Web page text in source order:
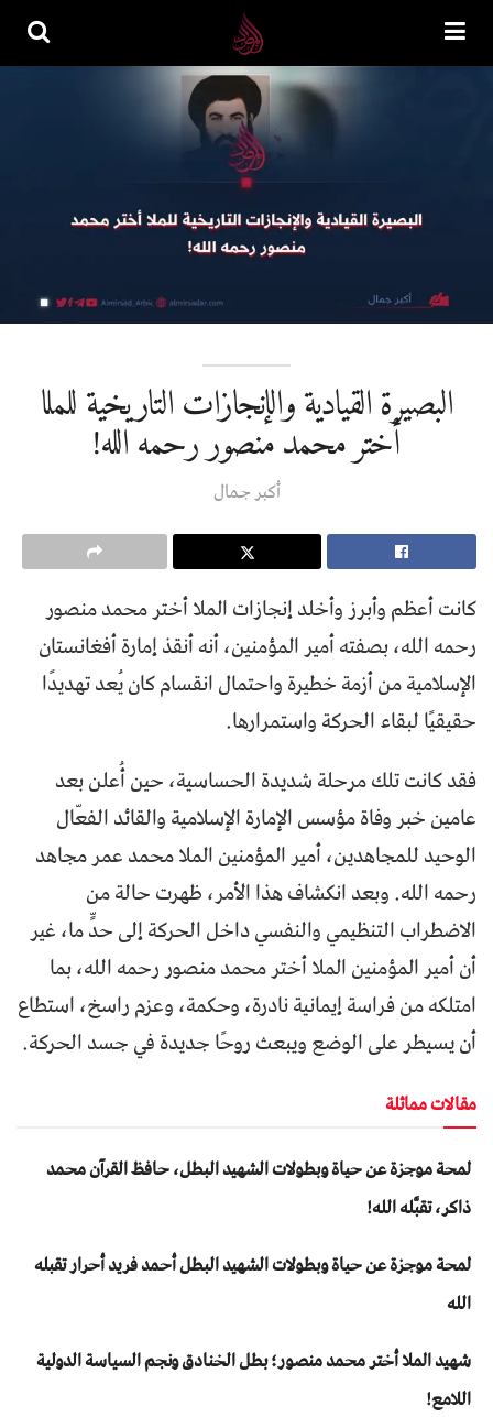
البصيرة القيادية والإنجازات التاريخية للملا
أختر محمد منصور رحمه الله!
أكبر جمال
كانت أعظم وأبرز وأخلد إنجازات الملا أختر محمد منصور
رحمه الله، بصفته أمير المؤمنين، أنه أنقذ إمارة أفغانستان
الإسلامية من أزمة خطيرة واحتمال انقسام كان يُعد تهديدًا
حقيقيًا لبقاء الحركة واستمرارها.
فقد كانت تلك مرحلة شديدة الحساسية، حين أُعلن بعد
عامين خبر وفاة مؤسس الإمارة الإسلامية والقائد الفعّال
الوحيد للمجاهدين، أمير المؤمنين الملا محمد عمر مجاهد
رحمه الله. وبعد انكشاف هذا الأمر، ظهرت حالة من
الاضطراب التنظيمي والنفسي داخل الحركة إلى حدٍّ ما، غير
أن أمير المؤمنين الملا أختر محمد منصور رحمه الله، بما
امتلكه من فراسة إيمانية نادرة، وحكمة، وعزم راسخ، استطاع
أن يسيطر على الوضع ويبعث روحًا جديدة في جسد الحركة.
مقالات مماثلة
لمحة موجزة عن حياة وبطولات الشهيد البطل، حافظ القرآن محمد
ذاكر، تقبَّله الله!
لمحة موجزة عن حياة وبطولات الشهيد البطل أحمد فريد أحرار تقبله
الله
شهيد الملا أختر محمد منصور؛ بطل الخنادق ونجم السياسة الدولية
اللامع!